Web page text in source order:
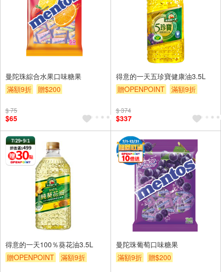
曼陀珠綜合水果口味糖果
滿額9折
贈$200
$ 75
$65
得意的一天五珍寶健康油3.5L
贈OPENPOINT
滿額9折
$ 374
$337
得意的一天100％葵花油3.5L
贈OPENPOINT
滿額9折
曼陀珠葡萄口味糖果
滿額9折
贈$200